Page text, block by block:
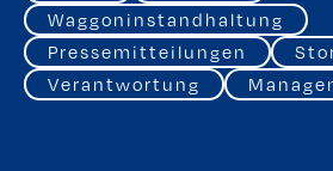
Waggoninstandhaltung
Pressemitteilungen
Verantwortung